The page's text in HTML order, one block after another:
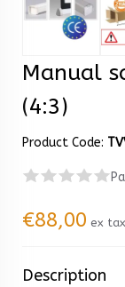
Manual
(4:3)
Product Code:
€88,00 ex
Description